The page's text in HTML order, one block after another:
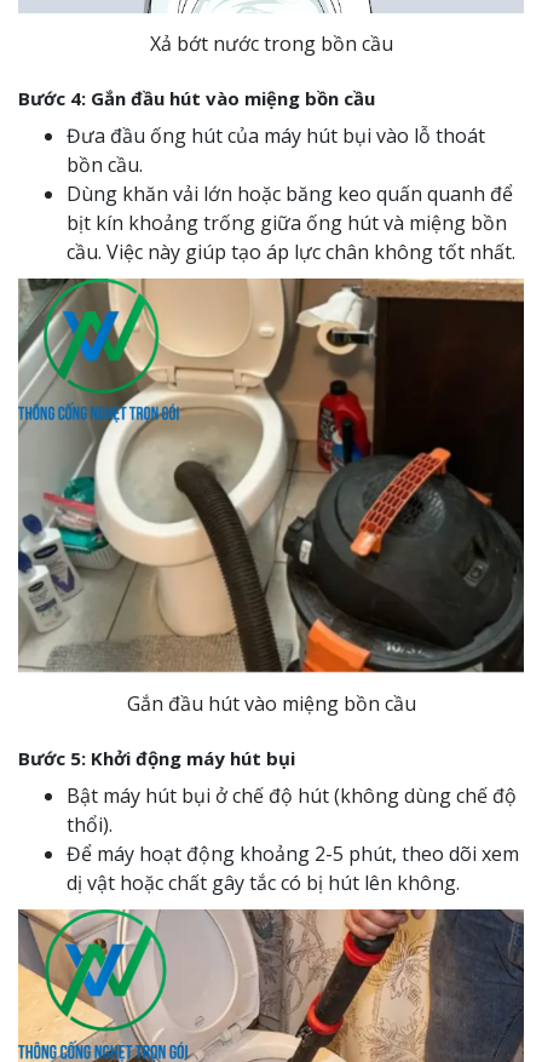
Xả bớt nước trong bồn cầu
Bước 4: Gắn đầu hút vào miệng bồn cầu
Đưa đầu ống hút của máy hút bụi vào lỗ thoát
bồn cầu.
Dùng khăn vải lớn hoặc băng keo quấn quanh để
bịt kín khoảng trống giữa ống hút và miệng bồn
cầu. Việc này giúp tạo áp lực chân không tốt nhất.
Gắn đầu hút vào miệng bồn cầu
Bước 5: Khởi động máy hút bụi
Bật máy hút bụi ở chế độ hút (không dùng chế độ
thổi).
Để máy hoạt động khoảng 2-5 phút, theo dõi xem
dị vật hoặc chất gây tắc có bị hút lên không.